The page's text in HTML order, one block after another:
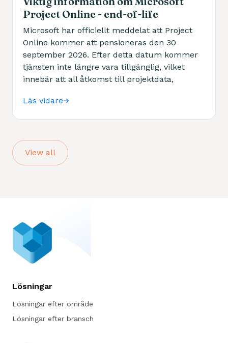
Project Online - end-of-life
Microsoft har officiellt meddelat att Project
Online kommer att pensioneras den 30
september 2026. Efter detta datum kommer
tjänsten inte längre vara tillgänglig, vilket
innebär att all åtkomst till projektdata,
Läs vidare
View all
Lösningar
Lösningar efter område
Lösningar efter bransch